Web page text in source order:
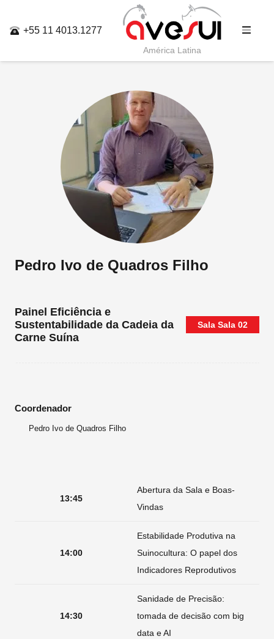
+55 11 4013.1277
América Latina
Pedro Ivo de Quadros Filho
Painel Eficiência e
Sustentabilidade da Cadeia da
Carne Suína
Sala Sala 02
Coordenador
Pedro Ivo de Quadros Filho
13:45
Abertura da Sala e Boas-
Vindas
14:00
Estabilidade Produtiva na
Suinocultura: O papel dos
Indicadores Reprodutivos
14:30
Sanidade de Precisão:
tomada de decisão com big
data e AI